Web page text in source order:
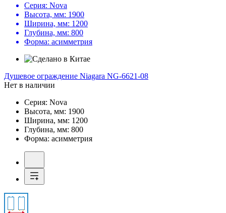
Серия: Nova
Высота, мм: 1900
Ширина, мм: 1200
Глубина, мм: 800
Форма: асимметрия
Душевое ограждение Niagara NG-6621-08
Нет в наличии
Серия: Nova
Высота, мм: 1900
Ширина, мм: 1200
Глубина, мм: 800
Форма: асимметрия